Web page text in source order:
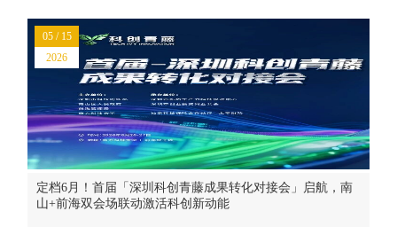
定档6月！首届「深圳科创青藤成果转化对接会」启航，南
山+前海双会场联动激活科创新动能
05 / 15
2026